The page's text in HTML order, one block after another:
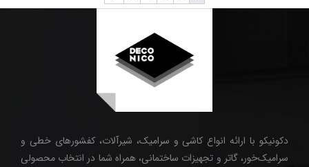
دکونیکو با ارائه انواع کاشی و سرامیک، شیرآلات، کفشورهای خطی و
سرامیک‌خور، گاتر و تجهیزات ساختمانی، همراه شما در انتخاب محصولی